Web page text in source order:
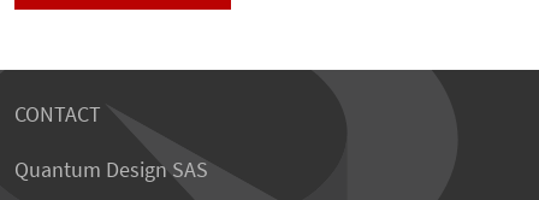
CONTACT
Quantum Design SAS